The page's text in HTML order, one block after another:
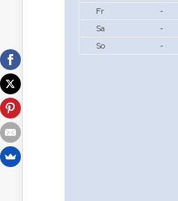
Fr
-
Sa
-
So
-